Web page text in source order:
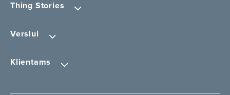
Thing Stories
Verslui
Klientams